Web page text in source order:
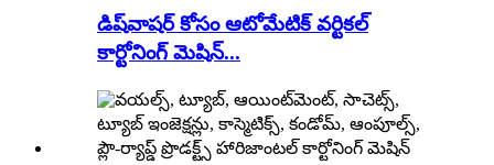
డిష్‌వాషర్ కోసం ఆటోమేటిక్ వర్టికల్
కార్టోనింగ్ మెషిన్...